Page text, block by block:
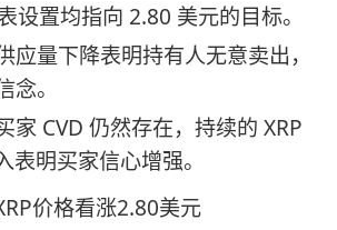
设置均指向 2.80 美元的目标。
应量下降表明持有人无意卖出，
念。
家 CVD 仍然存在，持续的 XRP
表明买家信心增强。